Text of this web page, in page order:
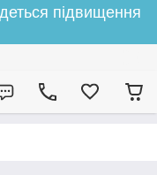
підвищення